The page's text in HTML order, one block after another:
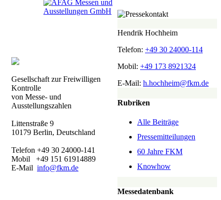
Hendrik Hochheim
Telefon: +49 30 24000-114
Mobil: +49 173 8921324
E-Mail: h.hochheim@fkm.de
Rubriken
Alle Beiträge
Pressemitteilungen
60 Jahre FKM
Knowhow
Messedatenbank
Gesellschaft zur Freiwilligen
Kontrolle
von Messe- und
Ausstellungszahlen
Littenstraße 9
10179 Berlin, Deutschland
Telefon +49 30 24000-141
Mobil +49 151 61914889
E-Mail info@fkm.de